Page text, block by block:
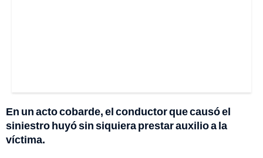
En un acto cobarde, el conductor que causó el
siniestro huyó sin siquiera prestar auxilio a la
víctima.